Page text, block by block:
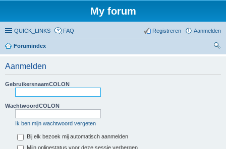
My forum
QUICK_LINKS FAQ Aanmelden
Registreren
Forumindex
Aanmelden
GebruikersnaamCOLON
WachtwoordCOLON
Ik ben mijn wachtwoord vergeten
Bij elk bezoek mij automatisch aanmelden
Mijn onlinestatus voor deze sessie verbergen